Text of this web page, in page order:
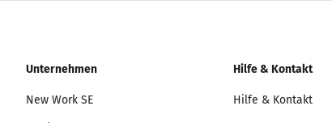
Unternehmen
New Work SE
Hilfe & Kontakt
Hilfe & Kontakt